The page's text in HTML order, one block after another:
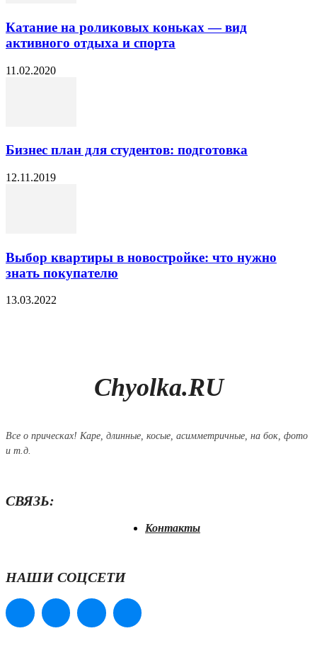
Катание на роликовых коньках — вид
активного отдыха и спорта
11.02.2020
Бизнес план для студентов: подготовка
12.11.2019
Выбор квартиры в новостройке: что нужно
знать покупателю
13.03.2022
Chyolka.RU
Все о прическах! Каре, длинные, косые, асимметричные, на бок, фото
и т.д.
СВЯЗЬ:
Контакты
НАШИ СОЦСЕТИ